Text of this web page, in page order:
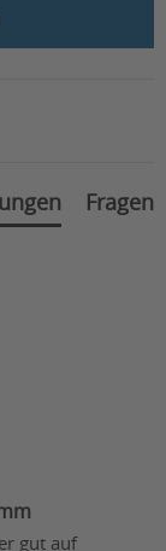
Fragen
gut auf